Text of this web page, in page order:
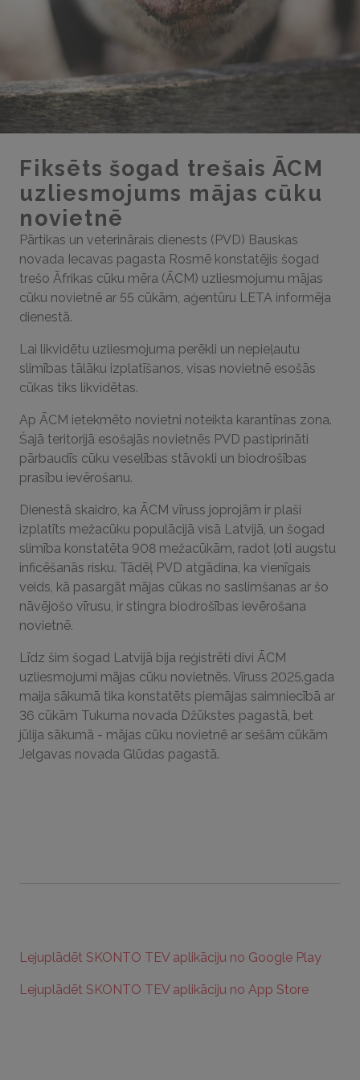
Fiksēts šogad trešais ĀCM
uzliesmojums mājas cūku
novietnē
Pārtikas un veterinārais dienests (PVD) Bauskas
novada Iecavas pagasta Rosmē konstatējis šogad
trešo Āfrikas cūku mēra (ĀCM) uzliesmojumu mājas
cūku novietnē ar 55 cūkām, aģentūru LETA informēja
dienestā.
Lai likvidētu uzliesmojuma perēkli un nepieļautu
slimības tālāku izplatīšanos, visas novietnē esošās
cūkas tiks likvidētas.
Ap ĀCM ietekmēto novietni noteikta karantīnas zona.
Šajā teritorijā esošajās novietnēs PVD pastiprināti
pārbaudīs cūku veselības stāvokli un biodrošības
prasību ievērošanu.
Dienestā skaidro, ka ĀCM vīruss joprojām ir plaši
izplatīts mežacūku populācijā visā Latvijā, un šogad
slimība konstatēta 908 mežacūkām, radot ļoti augstu
inficēšanās risku. Tādēļ PVD atgādina, ka vienīgais
veids, kā pasargāt mājas cūkas no saslimšanas ar šo
nāvējošo vīrusu, ir stingra biodrošības ievērošana
novietnē.
Līdz šim šogad Latvijā bija reģistrēti divi ĀCM
uzliesmojumi mājas cūku novietnēs. Vīruss 2025.gada
maija sākumā tika konstatēts piemājas saimniecībā ar
36 cūkām Tukuma novada Džūkstes pagastā, bet
jūlija sākumā - mājas cūku novietnē ar sešām cūkām
Jelgavas novada Glūdas pagastā.
Lejuplādēt SKONTO TEV aplikāciju no Google Play
Lejuplādēt SKONTO TEV aplikāciju no App Store